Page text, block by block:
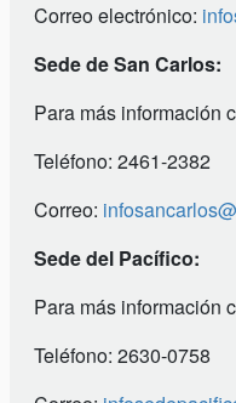
Correo electrónico:
Sede de San Carlos:
Para más información
Teléfono: 2461-2382
Correo:
Sede del Pacífico:
Para más información
Teléfono: 2630-0758